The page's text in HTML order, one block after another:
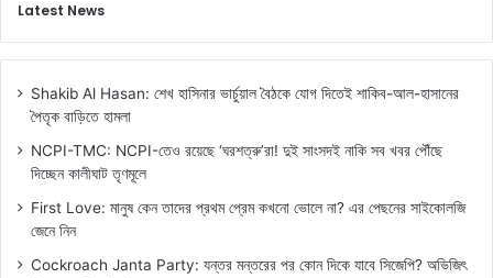
Latest News
Shakib Al Hasan: শেখ হাসিনার ভার্চুয়াল বৈঠকে যোগ দিতেই শাকিব-আল-হাসানের
পৈতৃক বাড়িতে হামলা
NCPI-TMC: NCPI-তেও রয়েছে ‘ঘরশত্রু’রা! দুই সাংসদই নাকি সব খবর পৌঁছে
দিচ্ছেন কালীঘাট তৃণমূলে
First Love: মানুষ কেন তাদের প্রথম প্রেম কখনো ভোলে না? এর পেছনের সাইকোলজি
জেনে নিন
Cockroach Janta Party: যন্তর মন্তরের পর কোন দিকে যাবে সিজেপি? অভিজিৎ